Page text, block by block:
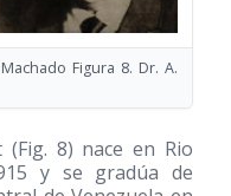
Figura 8. Dr. A.
8) nace en Rio
y se gradúa de